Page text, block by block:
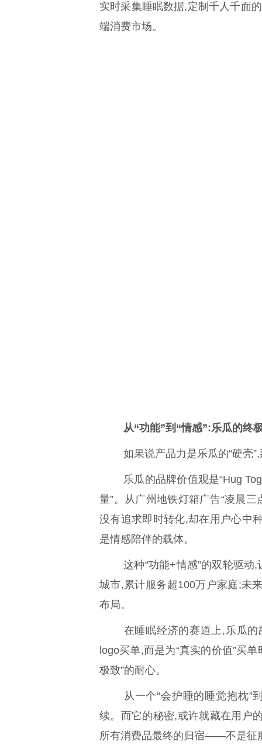
实时采集睡眠数据,定制千人千面
端消费市场。
从“功能”到“情感”:乐瓜的终
如果说产品力是乐瓜的“硬壳
乐瓜的品牌价值观是“Hug
量”。从广州地铁灯箱广告“凌晨
没有追求即时转化,却在用户心中
是情感陪伴的载体。
这种“功能+情感”的双轮驱
城市,累计服务超100万户家庭;未
布局。
在睡眠经济的赛道上,乐瓜
logo买单,而是为“真实的价值”买
极致”的耐心。
从一个“会护睡的睡觉抱枕”
续。而它的秘密,或许就藏在用户
所有消费品最终的归宿——不是征